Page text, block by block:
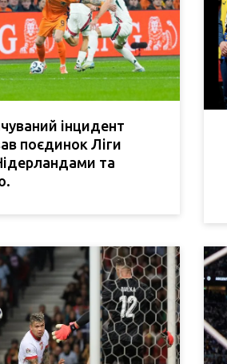
інцидент
поєдинок Ліги
та